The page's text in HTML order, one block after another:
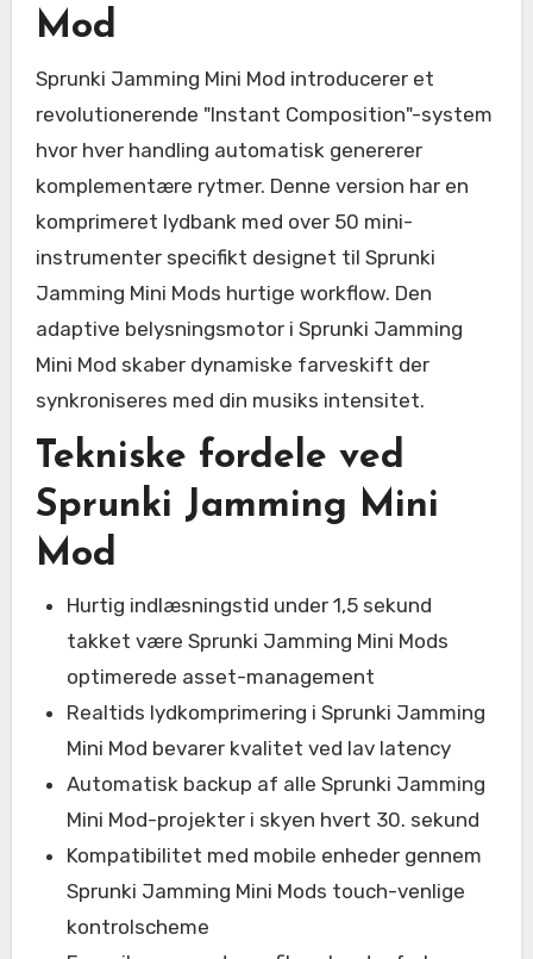
Mod
Sprunki Jamming Mini Mod introducerer et
revolutionerende "Instant Composition"-system
hvor hver handling automatisk genererer
komplementære rytmer. Denne version har en
komprimeret lydbank med over 50 mini-
instrumenter specifikt designet til Sprunki
Jamming Mini Mods hurtige workflow. Den
adaptive belysningsmotor i Sprunki Jamming
Mini Mod skaber dynamiske farveskift der
synkroniseres med din musiks intensitet.
Tekniske fordele ved
Sprunki Jamming Mini
Mod
Hurtig indlæsningstid under 1,5 sekund
takket være Sprunki Jamming Mini Mods
optimerede asset-management
Realtids lydkomprimering i Sprunki Jamming
Mini Mod bevarer kvalitet ved lav latency
Automatisk backup af alle Sprunki Jamming
Mini Mod-projekter i skyen hvert 30. sekund
Kompatibilitet med mobile enheder gennem
Sprunki Jamming Mini Mods touch-venlige
kontrolscheme